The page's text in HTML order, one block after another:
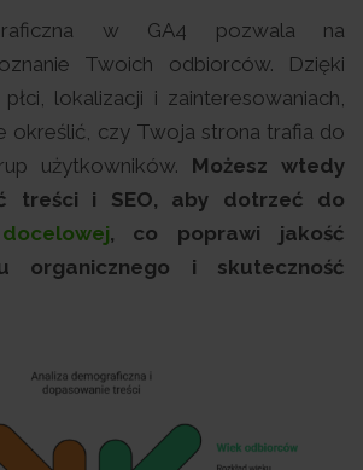
w GA4 pozwala na
Twoich odbiorców. Dzięki
lokalizacji i zainteresowaniach,
określić, czy Twoja strona trafia do
użytkowników. Możesz wtedy
treści i SEO, aby dotrzeć do
, co poprawi jakość
organicznego i skuteczność